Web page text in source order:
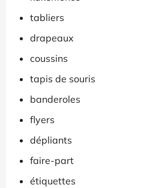
tabliers
drapeaux
coussins
tapis de souris
banderoles
flyers
dépliants
faire-part
étiquettes